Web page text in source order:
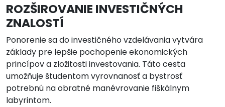
ROZŠIROVANIE INVESTIČNÝCH
ZNALOSTÍ
Ponorenie sa do investičného vzdelávania vytvára
základy pre lepšie pochopenie ekonomických
princípov a zložitosti investovania. Táto cesta
umožňuje študentom vyrovnanosť a bystrosť
potrebnú na obratné manévrovanie fiškálnym
labyrintom.